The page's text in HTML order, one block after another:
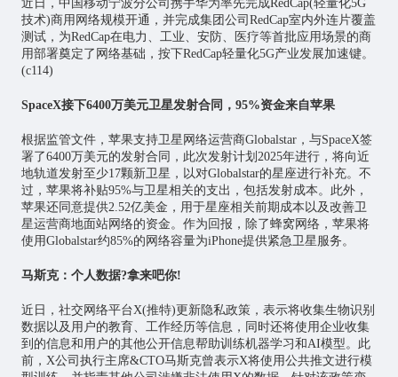
近日，中国移动宁波分公司携手华为率先完成RedCap(轻量化5G
技术)商用网络规模开通，并完成集团公司RedCap室内外连片覆盖
测试，为RedCap在电力、工业、安防、医疗等首批应用场景的商
用部署奠定了网络基础，按下RedCap轻量化5G产业发展加速键。
(c114)
SpaceX接下6400万美元卫星发射合同，95%资金来自苹果
根据监管文件，苹果支持卫星网络运营商Globalstar，与SpaceX签
署了6400万美元的发射合同，此次发射计划2025年进行，将向近
地轨道发射至少17颗新卫星，以对Globalstar的星座进行补充。不
过，苹果将补贴95%与卫星相关的支出，包括发射成本。此外，
苹果还同意提供2.52亿美金，用于星座相关前期成本以及改善卫
星运营商地面站网络的资金。作为回报，除了蜂窝网络，苹果将
使用Globalstar约85%的网络容量为iPhone提供紧急卫星服务。
马斯克：个人数据?拿来吧你!
近日，社交网络平台X(推特)更新隐私政策，表示将收集生物识别
数据以及用户的教育、工作经历等信息，同时还将使用企业收集
到的信息和用户的其他公开信息帮助训练机器学习和AI模型。此
前，X公司执行主席&CTO马斯克曾表示X将使用公共推文进行模